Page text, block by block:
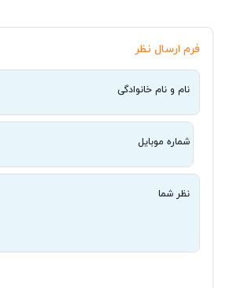
فرم ارسال نظر
نام و نام خانوادگی
شماره موبایل
نظر شما